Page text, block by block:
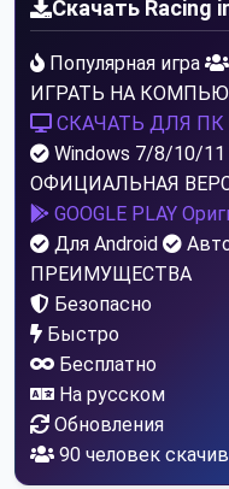
Скачать Racing
Популярная игра
ИГРАТЬ НА
СКАЧАТЬ ДЛЯ ПК
Windows 7/8/10/11
ОФИЦИАЛЬНАЯ
GOOGLE PLAY
Для Android
ПРЕИМУЩЕСТВА
Безопасно
Быстро
Бесплатно
На русском
Обновления
90 человек